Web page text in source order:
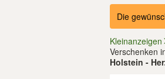
Die
Kleinanzeigen
Verschenken
Holstein -